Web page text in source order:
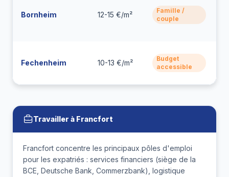
Bornheim 12-15 €/m²
Famille /
couple
Fechenheim 10-13 €/m²
Budget
accessible
Travailler à Francfort
Francfort concentre les principaux pôles d'emploi
pour les expatriés : services financiers (siège de la
BCE, Deutsche Bank, Commerzbank), logistique